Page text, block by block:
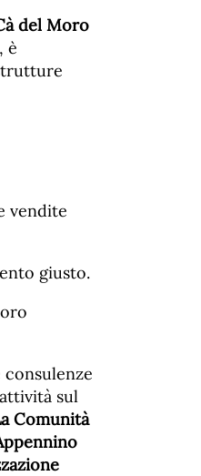
del Moro
, è
vendite
giusto.
sul
Comunità